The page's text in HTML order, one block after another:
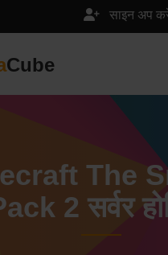
साइन अप
Cube
The
2 सर्वर